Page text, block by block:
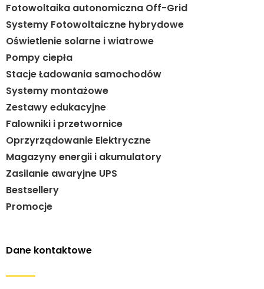
Fotowoltaika autonomiczna Off-Grid
Systemy Fotowoltaiczne hybrydowe
Oświetlenie solarne i wiatrowe
Pompy ciepła
Stacje Ładowania samochodów
Systemy montażowe
Zestawy edukacyjne
Falowniki i przetwornice
Oprzyrządowanie Elektryczne
Magazyny energii i akumulatory
Zasilanie awaryjne UPS
Bestsellery
Promocje
Dane kontaktowe